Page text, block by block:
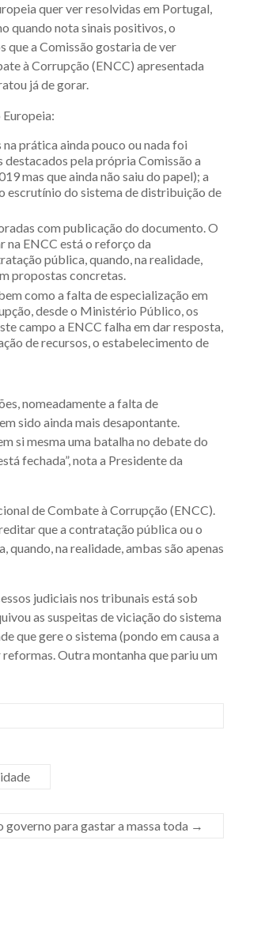
quer ver resolvidas em Portugal,
quando nota sinais positivos, o
que a Comissão gostaria de ver
à Corrupção (ENCC) apresentada
já de gorar.
prática ainda pouco ou nada foi
destacados pela própria Comissão a
mas que ainda não saiu do papel); a
escrutínio do sistema de distribuição de
com publicação do documento. O
na ENCC está o reforço da
pública, quando, na realidade,
propostas concretas.
como a falta de especialização em
desde o Ministério Público, os
campo a ENCC falha em dar resposta,
de recursos, o estabelecimento de
nomeadamente a falta de
sido ainda mais desapontante.
si mesma uma batalha no debate do
fechada”, nota a Presidente da
de Combate à Corrupção (ENCC).
que a contratação pública ou o
na realidade, ambas são apenas
judiciais nos tribunais está sob
as suspeitas de viciação do sistema
que gere o sistema (pondo em causa a
Outra montanha que pariu um
para gastar a massa toda →